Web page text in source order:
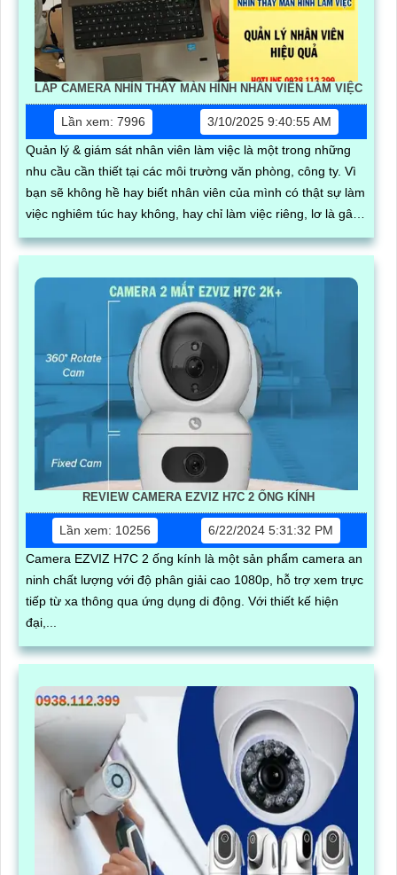
LẮP CAMERA NHÌN THẤY MÀN HÌNH NHÂN VIÊN LÀM VIỆC
Lần xem: 7996
3/10/2025 9:40:55 AM
Quản lý & giám sát nhân viên làm việc là một trong những
nhu cầu cần thiết tại các môi trường văn phòng, công ty. Vì
bạn sẽ không hề hay biết nhân viên của mình có thật sự làm
việc nghiêm túc hay không, hay chỉ làm việc riêng, lơ là gây
nên hiệu suất công việc kém
REVIEW CAMERA EZVIZ H7C 2 ỐNG KÍNH
Lần xem: 10256
6/22/2024 5:31:32 PM
Camera EZVIZ H7C 2 ống kính là một sản phẩm camera an
ninh chất lượng với độ phân giải cao 1080p, hỗ trợ xem trực
tiếp từ xa thông qua ứng dụng di động. Với thiết kế hiện
đại,...